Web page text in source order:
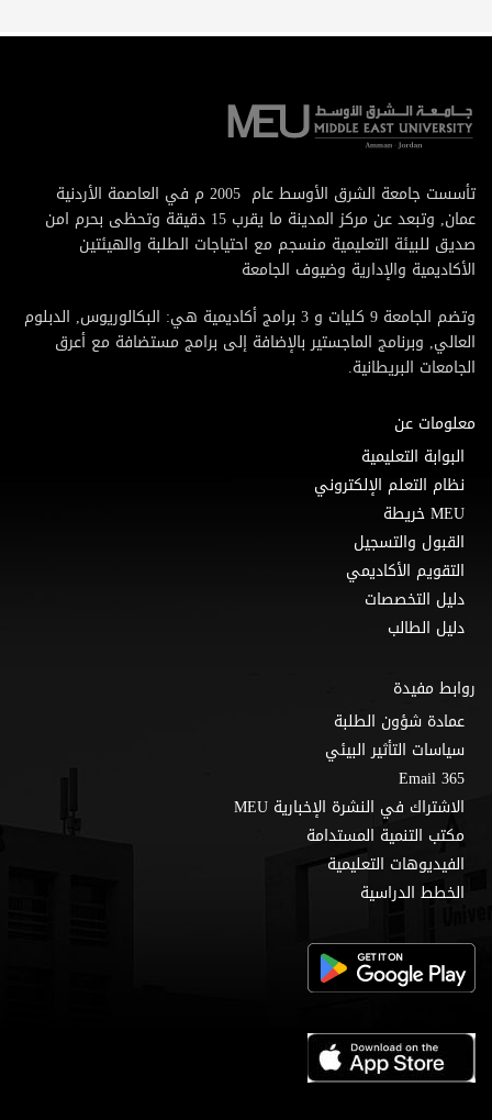
تأسست جامعة الشرق الأوسط عام 2005 م في العاصمة الأردنية
عمان, وتبعد عن مركز المدينة ما يقرب 15 دقيقة وتحظى بحرم امن
صديق للبيئة التعليمية منسجم مع احتياجات الطلبة والهيئتين
الأكاديمية والإدارية وضيوف الجامعة
وتضم الجامعة 9 كليات و 3 برامج أكاديمية هي: البكالوريوس, الدبلوم
العالي, وبرنامج الماجستير بالإضافة إلى برامج مستضافة مع أعرق
الجامعات البريطانية.
معلومات عن
البوابة التعليمية
نظام التعلم الإلكتروني
MEU خريطة
القبول والتسجيل
التقويم الأكاديمي
دليل التخصصات
دليل الطالب
روابط مفيدة
عمادة شؤون الطلبة
سياسات التأثير البيئي
Email 365
الاشتراك في النشرة الإخبارية MEU
مكتب التنمية المستدامة
الفيديوهات التعليمية
الخطط الدراسية